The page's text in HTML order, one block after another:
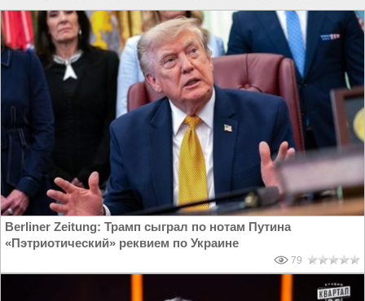
Праздники в России
Berliner Zeitung: Трамп сыграл по нотам Путина
«Пэтриотический» реквием по Украине
79